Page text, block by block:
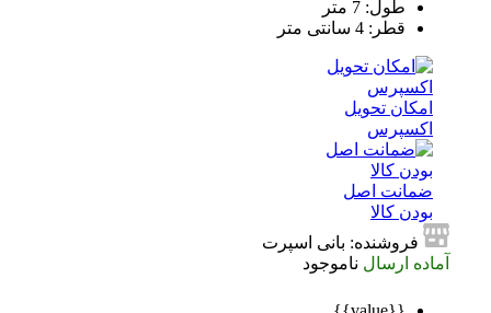
طول: 7 متر
قطر: 4 سانتی متر
امکان تحویل
اکسپرس
ضمانت اصل
بودن کالا
فروشنده: بانی اسپرت
آماده ارسال ناموجود